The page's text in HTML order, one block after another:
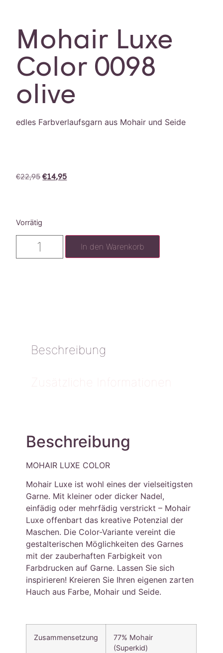
Mohair Luxe
Color 0098
olive
edles Farbverlaufsgarn aus Mohair und Seide
€22,95 €14,95
Vorrätig
In den Warenkorb
Beschreibung
Zusätzliche Informationen
Beschreibung
MOHAIR LUXE COLOR
Mohair Luxe ist wohl eines der vielseitigsten
Garne. Mit kleiner oder dicker Nadel,
einfädig oder mehrfädig verstrickt – Mohair
Luxe offenbart das kreative Potenzial der
Maschen. Die Color-Variante vereint die
gestalterischen Möglichkeiten des Garnes
mit der zauberhaften Farbigkeit von
Farbdrucken auf Garne. Lassen Sie sich
inspirieren! Kreieren Sie Ihren eigenen zarten
Hauch aus Farbe, Mohair und Seide.
Zusammensetzung
77% Mohair
(Superkid)